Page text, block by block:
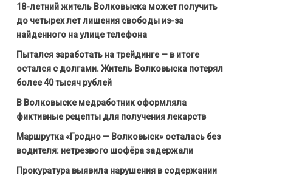
18-летний житель Волковыска может получить
до четырех лет лишения свободы из-за
найденного на улице телефона
Пытался заработать на трейдинге — в итоге
остался с долгами. Житель Волковыска потерял
более 40 тысяч рублей
В Волковыске медработник оформляла
фиктивные рецепты для получения лекарств
Маршрутка «Гродно — Волковыск» осталась без
водителя: нетрезвого шофёра задержали
Прокуратура выявила нарушения в содержании